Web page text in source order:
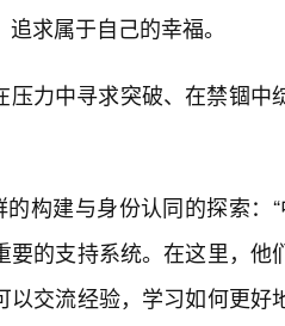
求属于自己的幸福。
压力中寻求突破、在禁锢中
的构建与身份认同的探索：
要的支持系统。在这里，
以交流经验，学习如何更